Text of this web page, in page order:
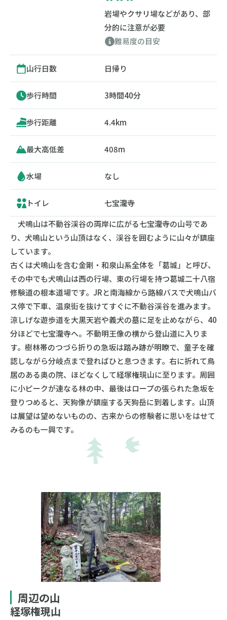
岩場やクサリ場などがあり、部
分的に注意が必要
難易度の目安
山行日数 日帰り
歩行時間 3時間40分
歩行距離 4.4km
最大高低差 408m
水場 なし
トイレ
七宝瀧寺
犬鳴山は不動谷渓谷の両岸に広がる七宝瀧寺の山号であ
り、犬鳴山という山頂はなく、渓谷を囲むように山々が鎮座
しています。
古くは犬鳴山を含む金剛・和泉山系全体を「葛城」と呼び、
その中でも犬鳴山は西の行場、東の行場を持つ葛城二十八宿
修験道の根本道場です。JRと南海線から路線バスで犬鳴山バ
ス停で下車、温泉街を抜けてすぐに不動谷渓谷を進みます。
涼しげな遊歩道を大黒天岩や義犬の墓に足を止めながら、40
分ほどで七宝瀧寺へ。不動明王像の横から登山道に入りま
す。樹林帯のつづら折りの急坂は踏み跡が明瞭で、童子を確
認しながら分岐点まで登ればひと息つきます。右に折れて鳥
居のある奥の院、ほどなくして経塚権現山に至ります。周囲
に小ピークが連なる林の中、最後はロープの張られた急坂を
登りつめると、天狗像が鎮座する天狗岳に到着します。山頂
は展望は望めないものの、古来からの修験者に思いをはせて
みるのも一興です。
周辺の山
経塚権現山